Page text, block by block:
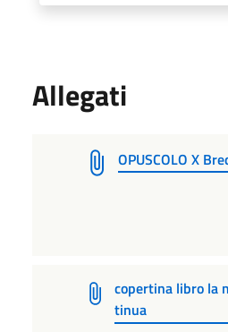
Allegati
OPUSCOLO X
copertina libro la
tinua